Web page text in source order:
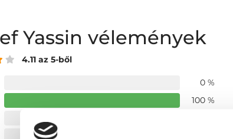
Yassin vélemények
4.11 az 5-ből
0 %
100 %